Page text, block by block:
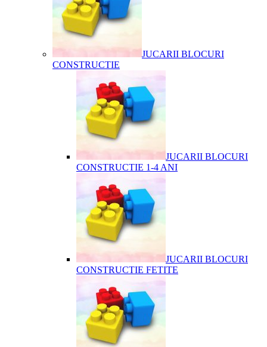
JUCARII BLOCURI
CONSTRUCTIE
JUCARII BLOCURI
CONSTRUCTIE 1-4 ANI
JUCARII BLOCURI
CONSTRUCTIE FETITE